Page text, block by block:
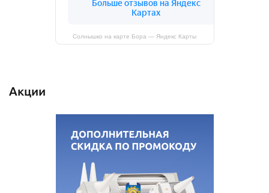
Солнышко на карте Бора — Яндекс Карты
Акции